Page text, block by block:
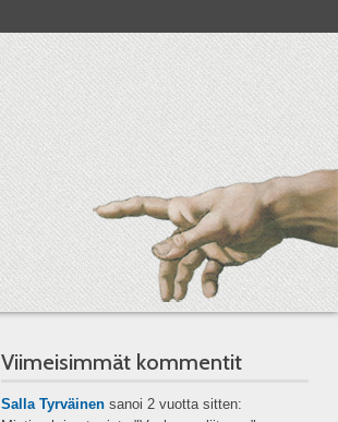
Viimeisimmät kommentit
Salla Tyrväinensanoi 2 vuotta sitten: